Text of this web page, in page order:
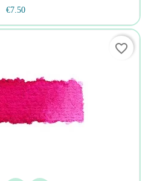
€7.50
favorite_border